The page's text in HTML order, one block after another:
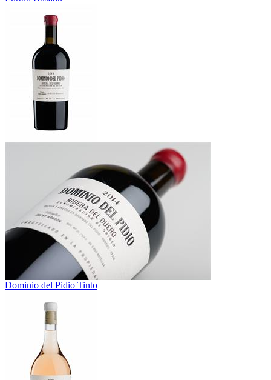
Dominio del Pidio Tinto